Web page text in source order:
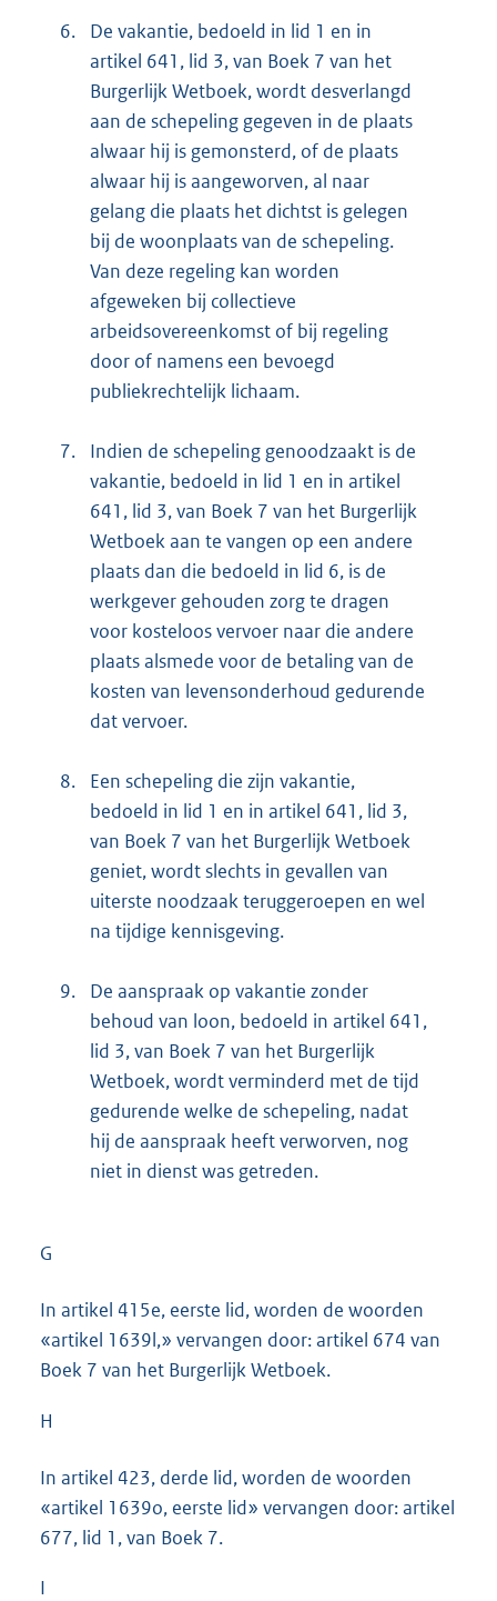
6.
De vakantie, bedoeld in lid 1 en in
artikel 641, lid 3, van Boek 7 van het
Burgerlijk Wetboek, wordt desverlangd
aan de schepeling gegeven in de plaats
alwaar hij is gemonsterd, of de plaats
alwaar hij is aangeworven, al naar
gelang die plaats het dichtst is gelegen
bij de woonplaats van de schepeling.
Van deze regeling kan worden
afgeweken bij collectieve
arbeidsovereenkomst of bij regeling
door of namens een bevoegd
publiekrechtelijk lichaam.
7.
Indien de schepeling genoodzaakt is de
vakantie, bedoeld in lid 1 en in artikel
641, lid 3, van Boek 7 van het Burgerlijk
Wetboek aan te vangen op een andere
plaats dan die bedoeld in lid 6, is de
werkgever gehouden zorg te dragen
voor kosteloos vervoer naar die andere
plaats alsmede voor de betaling van de
kosten van levensonderhoud gedurende
dat vervoer.
8.
Een schepeling die zijn vakantie,
bedoeld in lid 1 en in artikel 641, lid 3,
van Boek 7 van het Burgerlijk Wetboek
geniet, wordt slechts in gevallen van
uiterste noodzaak teruggeroepen en wel
na tijdige kennisgeving.
9.
De aanspraak op vakantie zonder
behoud van loon, bedoeld in artikel 641,
lid 3, van Boek 7 van het Burgerlijk
Wetboek, wordt verminderd met de tijd
gedurende welke de schepeling, nadat
hij de aanspraak heeft verworven, nog
niet in dienst was getreden.
G
In artikel 415e, eerste lid, worden de woorden
«artikel 1639l,» vervangen door: artikel 674 van
Boek 7 van het Burgerlijk Wetboek.
H
In artikel 423, derde lid, worden de woorden
«artikel 1639o, eerste lid» vervangen door: artikel
677, lid 1, van Boek 7.
I